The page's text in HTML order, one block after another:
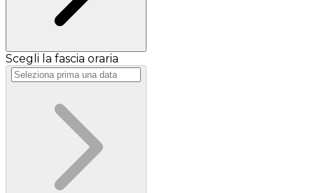
Scegli la fascia oraria